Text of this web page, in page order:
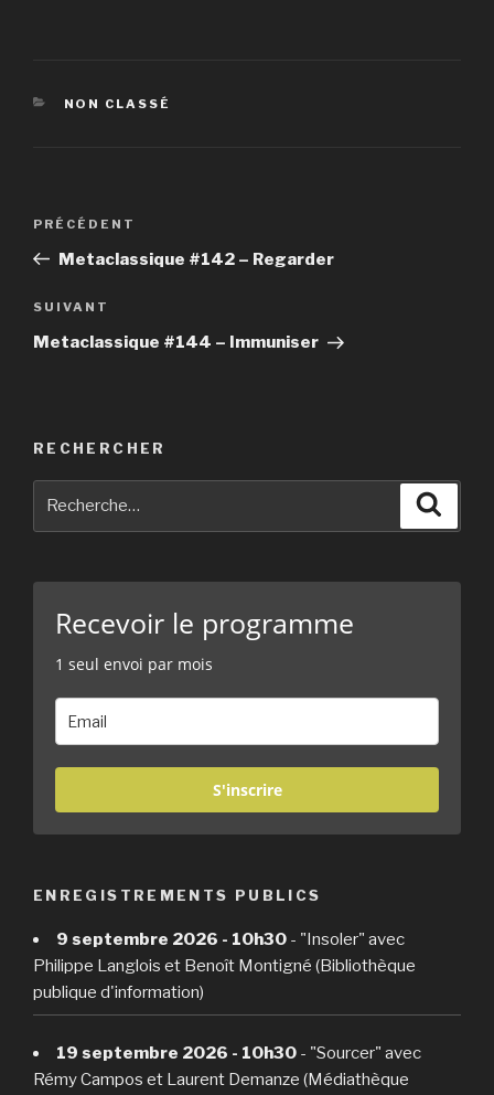
CATÉGORIES
NON CLASSÉ
Navigation
Article
précédent
PRÉCÉDENT
Metaclassique #142 – Regarder
Article
suivant
SUIVANT
Metaclassique #144 – Immuniser
RECHERCHER
Recevoir le programme
1 seul envoi par mois
S'inscrire
ENREGISTREMENTS PUBLICS
9 septembre 2026 - 10h30 - "Insoler" avec
Philippe Langlois et Benoît Montigné (Bibliothèque
publique d'information)
19 septembre 2026 - 10h30 - "Sourcer" avec
Rémy Campos et Laurent Demanze (Médiathèque